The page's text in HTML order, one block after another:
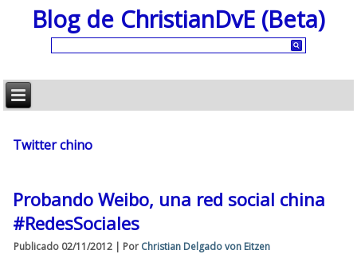
Blog de ChristianDvE (Beta)
Twitter chino
Probando Weibo, una red social china
#RedesSociales
Publicado 02/11/2012 | Por Christian Delgado von Eitzen